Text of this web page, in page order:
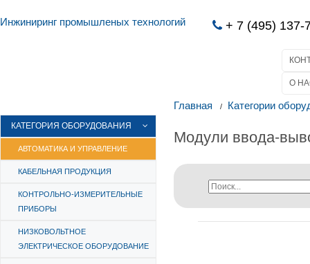
Инжиниринг промышленых технологий + 7 (495) 137-
О
КАТЕГОРИЯ ОБОРУДОВАНИЯ
АВТОМАТИКА И УПРАВЛЕНИЕ
КАБЕЛЬНАЯ ПРОДУКЦИЯ
КОНТРОЛЬНО-ИЗМЕРИТЕЛЬНЫЕ
ПРИБОРЫ
НИЗКОВОЛЬТНОЕ
ЭЛЕКТРИЧЕСКОЕ ОБОРУДОВАНИЕ
Главная Категории
Модули ввода-